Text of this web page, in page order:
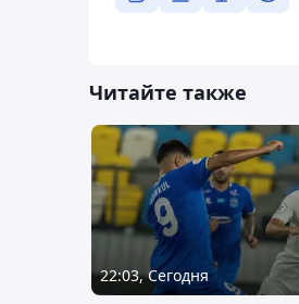
Читайте также
22:03, Сегодня